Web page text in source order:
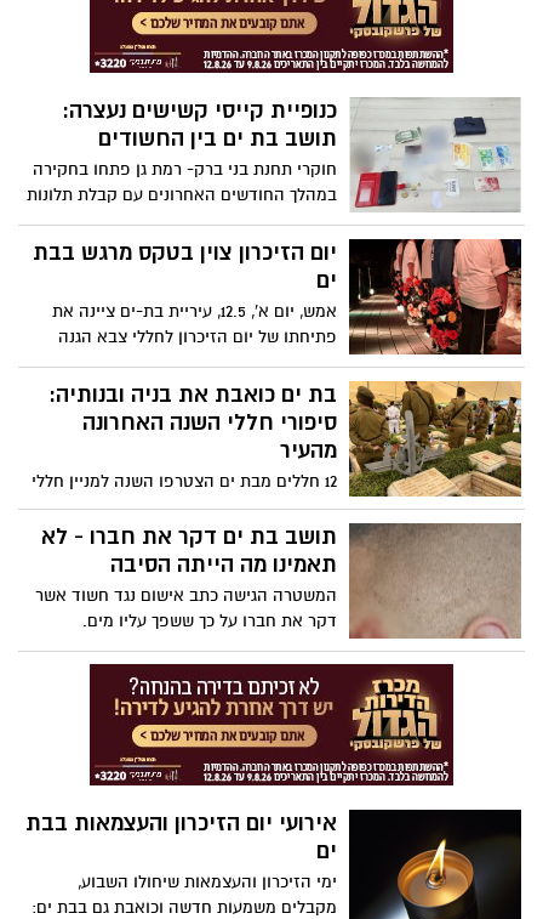
כנופיית קייסי קשישים נעצרה:
תושב בת ים בין החשודים
חוקרי תחנת בני ברק- רמת גן פתחו בחקירה
במהלך החודשים האחרונים עם קבלת תלונות
בגין כייסות קשישים באוטובוסים באזור
המרכז. במסגרת החקירה שנוהלה תוך איסוף
ממצאים וראיות, הצליחו הבלשים להתחקות
ים.
יום הזיכרון צוין בטקס מרגש בבת
ים
אמש, יום א', 12.5, עיריית בת-ים ציינה את
פתיחתו של יום הזיכרון לחללי צבא הגנה
לישראל ולנפגעי פעולות האיבה תשפ"ד
בעצרת הזיכרון המרכזית בגן הניצחון.
בת ים כואבת את בניה ובנותיה:
סיפורי חללי השנה האחרונה
מהעיר
12 חללים מבת ים הצטרפו השנה למניין חללי
צה"ל ופעולות האיבה: כל אחד מהם הותיר
משפחה, חברים ובת זוג המומים וכואבים -
אלו סיפוריהם.
תושב בת ים דקר את חברו - לא
תאמינו מה הייתה הסיבה
המשטרה הגישה כתב אישום נגד חשוד אשר
דקר את חברו על כך ששפך עליו מים.
אירועי יום הזיכרון והעצמאות בבת
ים
ימי הזיכרון והעצמאות שיחולו השבוע,
מקבלים משמעות חדשה וכואבת גם בבת ים: